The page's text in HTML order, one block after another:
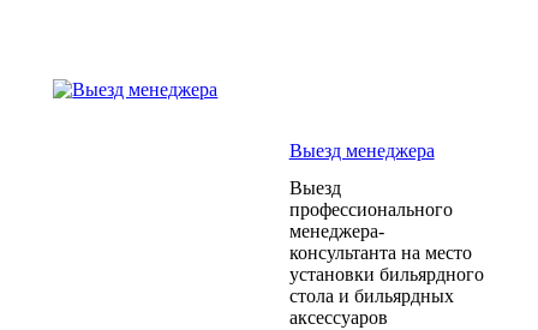
Выезд менеджера
Выезд
профессионального
менеджера-
консультанта на место
установки бильярдного
стола и бильярдных
аксессуаров